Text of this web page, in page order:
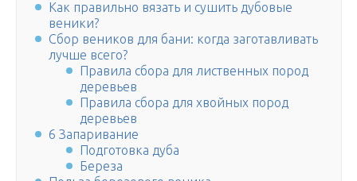
Как правильно вязать и сушить дубовые
веники?
Сбор веников для бани: когда заготавливать
лучше всего?
Правила сбора для лиственных пород
деревьев
Правила сбора для хвойных пород
деревьев
6 Запаривание
Подготовка дуба
Береза